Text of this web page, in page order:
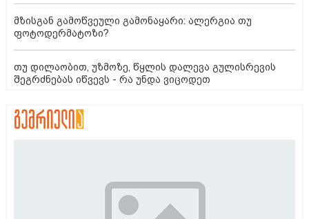
მზისგან გამოწვეული გამონაყარი: ალერგია თუ
ფოტოდერმატოზი?
თუ დილაობით, უზმოზე, წყლის დალევა გულისრევის
შეგრძნებას იწვევს - რა უნდა ვიცოდეთ